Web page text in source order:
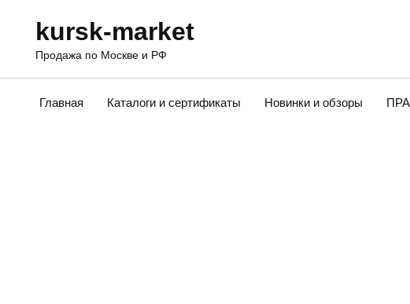
kursk-market
Продажа по Москве и РФ
Главная Каталоги и сертификаты Новинки и обзоры